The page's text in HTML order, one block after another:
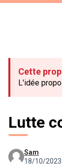
Cette
L'idée
Lutte
Sam
18/10/2023